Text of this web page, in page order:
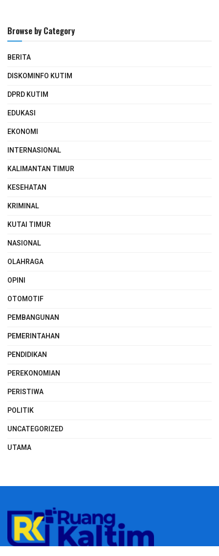
Browse by Category
BERITA
DISKOMINFO KUTIM
DPRD KUTIM
EDUKASI
EKONOMI
INTERNASIONAL
KALIMANTAN TIMUR
KESEHATAN
KRIMINAL
KUTAI TIMUR
NASIONAL
OLAHRAGA
OPINI
OTOMOTIF
PEMBANGUNAN
PEMERINTAHAN
PENDIDIKAN
PEREKONOMIAN
PERISTIWA
POLITIK
UNCATEGORIZED
UTAMA